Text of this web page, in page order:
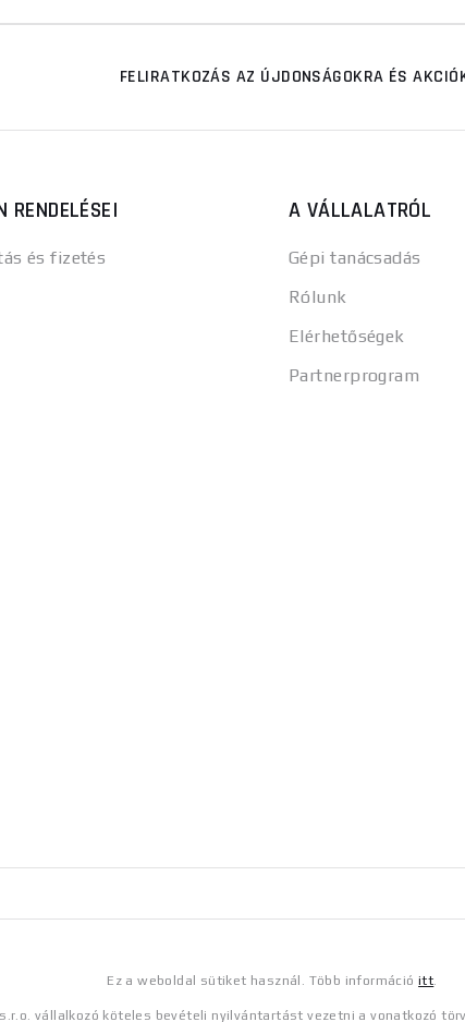
FELIRATKOZÁS AZ ÚJDONSÁGOKRA ÉS
RENDELÉSEI
és fizetés
A VÁLLALATRÓL
Gépi tanácsadás
Rólunk
Elérhetőségek
Partnerprogram
Ez a weboldal sütiket használ. Több információitt.
vállalkozó köteles bevételi nyilvántartást vezetni a vonatkozó